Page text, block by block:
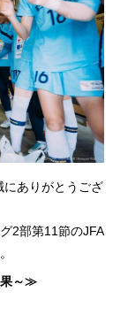
にありがとうござ
2部第11節のJFA
果～≫